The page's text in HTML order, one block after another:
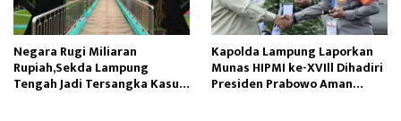
Negara Rugi Miliaran
Rupiah,Sekda Lampung
Tengah Jadi Tersangka Kasus
Kapolda Lampung Laporkan
Munas HIPMI ke-XVIll Dihadiri
Presiden Prabowo Aman